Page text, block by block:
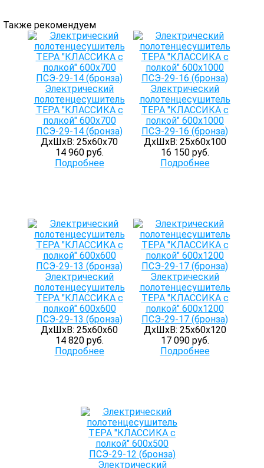
Также рекомендуем
Электрический
полотенцесушитель
ТЕРА "КЛАССИКА с
полкой" 600х700
ПСЭ-29-14 (бронза)
ДхШхВ: 25х60х70
14 960 руб.
Подробнее
Электрический
полотенцесушитель
ТЕРА "КЛАССИКА с
полкой" 600х1000
ПСЭ-29-16 (бронза)
ДхШхВ: 25х60х100
16 150 руб.
Подробнее
Электрический
полотенцесушитель
ТЕРА "КЛАССИКА с
полкой" 600х600
ПСЭ-29-13 (бронза)
ДхШхВ: 25х60х60
14 820 руб.
Подробнее
Электрический
полотенцесушитель
ТЕРА "КЛАССИКА с
полкой" 600х1200
ПСЭ-29-17 (бронза)
ДхШхВ: 25х60х120
17 090 руб.
Подробнее
Электрический